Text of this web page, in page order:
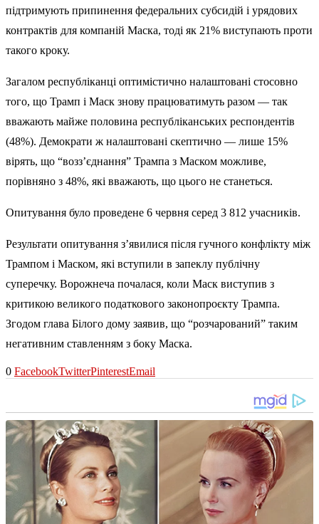
підтримують припинення федеральних субсидій і урядових
контрактів для компаній Маска, тоді як 21% виступають проти
такого кроку.
Загалом республіканці оптимістично налаштовані стосовно
того, що Трамп і Маск знову працюватимуть разом — так
вважають майже половина республіканських респондентів
(48%). Демократи ж налаштовані скептично — лише 15%
вірять, що “возз’єднання” Трампа з Маском можливе,
порівняно з 48%, які вважають, що цього не станеться.
Опитування було проведене 6 червня серед 3 812 учасників.
Результати опитування з’явилися після гучного конфлікту між
Трампом і Маском, які вступили в запеклу публічну
суперечку. Ворожнеча почалася, коли Маск виступив з
критикою великого податкового законопроєкту Трампа.
Згодом глава Білого дому заявив, що “розчарований” таким
негативним ставленням з боку Маска.
0 FacebookTwitterPinterestEmail